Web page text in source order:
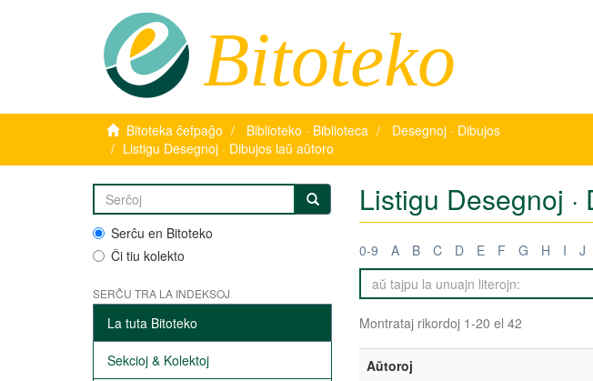
Bitoteko
Bitoteka ĉefpaĝo Biblioteko · Biblioteca
Desegnoj · Dibujos
Listigu Desegnoj · Dibujos laŭ aŭtoro
Serĉu en Bitoteko
Ĉi tiu kolekto
SERĈU TRA LA INDEKSOJ
La tuta Bitoteko
Sekcioj & Kolektoj
Listigu Desegnoj
0-9 A B C D E F G H I J
Montrataj rikordoj 1-20 el 42
Aŭtoroj